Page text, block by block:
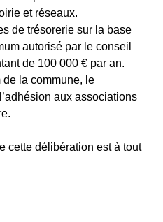
et réseaux.
de trésorerie sur la base
autorisé par le conseil
de 100 000 € par an.
de la commune, le
aux associations
cette délibération est à tout